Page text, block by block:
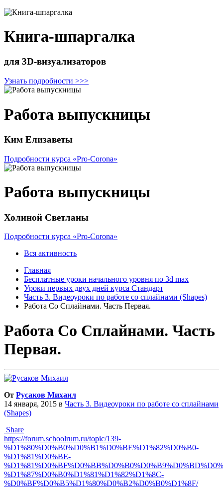
Книга-шпаргалка
для 3D-визуализаторов
Узнать подробности >>>
Работа выпускницы
Ким Елизаветы
Подробности курса «Pro-Corona»
Работа выпускницы
Холиной Светланы
Подробности курса «Pro-Corona»
Вся активность
Главная
Бесплатные уроки начального уровня по 3d max
Уроки первых двух дней курса Стандарт
Часть 3. Видеоуроки по работе со сплайнами (Shapes)
Работа Со Сплайнами. Часть Первая.
Работа Со Сплайнами. Часть
Первая.
От Русаков Михаил
14 января, 2015 в Часть 3. Видеоуроки по работе со сплайнами
(Shapes)
Share
https://forum.schoolrum.ru/topic/139-
%D1%80%D0%B0%D0%B1%D0%BE%D1%82%D0%B0-
%D1%81%D0%BE-
%D1%87%D0%B0%D1%81%D1%82%D1%8C-
%D0%BF%D0%B5%D1%80%D0%B2%D0%B0%D1%8F/